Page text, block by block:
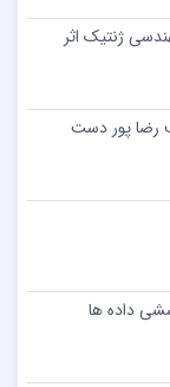
ژنتیک اثر
رضا پور دست
داده ها